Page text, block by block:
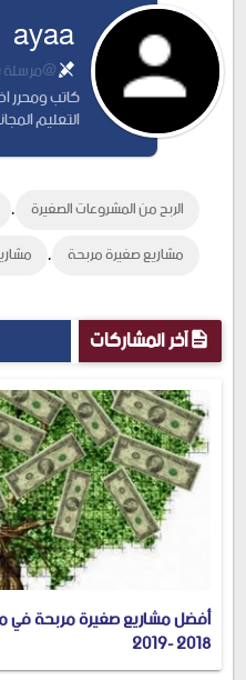
ayaa
كاتب ومحرر
التعليم
الربح من المشروعات الصغيرة ,
مشاريع صغيرة مربحة ,
آخر المشاركات
أفضل مشاريع صغيرة مربحة في
2018 -2019